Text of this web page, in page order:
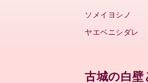
ソメイヨシノ
ヤエベニシダレ
古城の白